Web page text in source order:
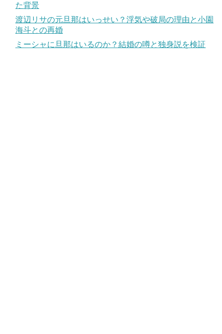
た背景
渡辺リサの元旦那はいっせい？浮気や破局の理由と小園
海斗との再婚
ミーシャに旦那はいるのか？結婚の噂と独身説を検証